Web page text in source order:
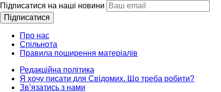
Підписатися на наші новини
Підписатися
Про нас
Спільнота
Правила поширення матеріалів
Редакційна політика
Я хочу писати для Свідомих. Що треба робити?
Зв’язатись з нами